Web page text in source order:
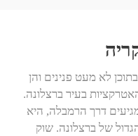
לא מעט פנינים והן
בעיר ברצלונה.
דרך הרמבלה, היא
של ברצלונה. שוק